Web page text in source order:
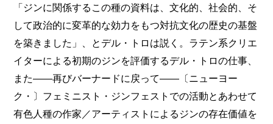
「ジンに関係するこの種の資料は、文化的、社会的、そ
して政治的に変革的な効力をもつ対抗文化の歴史の基盤
を築きました」、とデル・トロは説く。ラテン系クリエ
イターによる初期のジンを評価するデル・トロの仕事、
また――再びバーナードに戻って――〔ニューヨー
ク・〕フェミニスト・ジンフェストでの活動とあわせて
有色人種の作家／アーティストによるジンの存在価値を